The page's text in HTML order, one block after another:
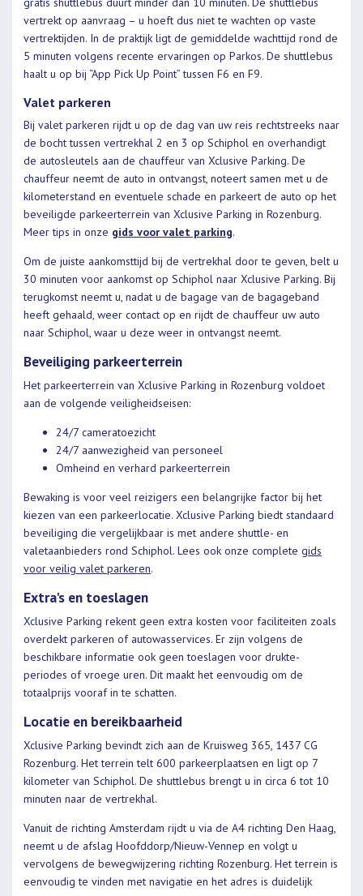
vertrekt op aanvraag – u hoeft dus niet te wachten op vaste
vertrektijden. In de praktijk ligt de gemiddelde wachttijd rond de
5 minuten volgens recente ervaringen op Parkos. De shuttlebus
haalt u op bij “App Pick Up Point” tussen F6 en F9.
Valet parkeren
Bij valet parkeren rijdt u op de dag van uw reis rechtstreeks naar
de bocht tussen vertrekhal 2 en 3 op Schiphol en overhandigt
de autosleutels aan de chauffeur van Xclusive Parking. De
chauffeur neemt de auto in ontvangst, noteert samen met u de
kilometerstand en eventuele schade en parkeert de auto op het
beveiligde parkeerterrein van Xclusive Parking in Rozenburg.
Meer tips in onze gids voor valet parking.
Om de juiste aankomsttijd bij de vertrekhal door te geven, belt u
30 minuten voor aankomst op Schiphol naar Xclusive Parking. Bij
terugkomst neemt u, nadat u de bagage van de bagageband
heeft gehaald, weer contact op en rijdt de chauffeur uw auto
naar Schiphol, waar u deze weer in ontvangst neemt.
Beveiliging parkeerterrein
Het parkeerterrein van Xclusive Parking in Rozenburg voldoet
aan de volgende veiligheidseisen:
24/7 cameratoezicht
24/7 aanwezigheid van personeel
Omheind en verhard parkeerterrein
Bewaking is voor veel reizigers een belangrijke factor bij het
kiezen van een parkeerlocatie. Xclusive Parking biedt standaard
beveiliging die vergelijkbaar is met andere shuttle- en
valetaanbieders rond Schiphol. Lees ook onze complete gids
voor veilig valet parkeren.
Extra's en toeslagen
Xclusive Parking rekent geen extra kosten voor faciliteiten zoals
overdekt parkeren of autowasservices. Er zijn volgens de
beschikbare informatie ook geen toeslagen voor drukte-
periodes of vroege uren. Dit maakt het eenvoudig om de
totaalprijs vooraf in te schatten.
Locatie en bereikbaarheid
Xclusive Parking bevindt zich aan de Kruisweg 365, 1437 CG
Rozenburg. Het terrein telt 600 parkeerplaatsen en ligt op 7
kilometer van Schiphol. De shuttlebus brengt u in circa 6 tot 10
minuten naar de vertrekhal.
Vanuit de richting Amsterdam rijdt u via de A4 richting Den Haag,
neemt u de afslag Hoofddorp/Nieuw-Vennep en volgt u
vervolgens de bewegwijzering richting Rozenburg. Het terrein is
eenvoudig te vinden met navigatie en het adres is duidelijk